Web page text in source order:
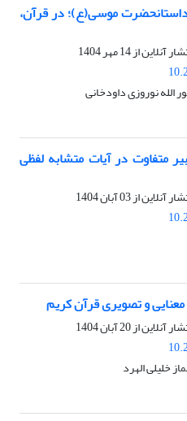
موسی(ع)؛ در قرآن،
آنلاین از14 مهر 1404
الله نوروزی داودخانی
متفاوت در آیات متشابه لفظی
آنلاین از03 آبان 1404
و تصویری قرآن کریم
آنلاین از20 آبان 1404
خلیلی الهرد